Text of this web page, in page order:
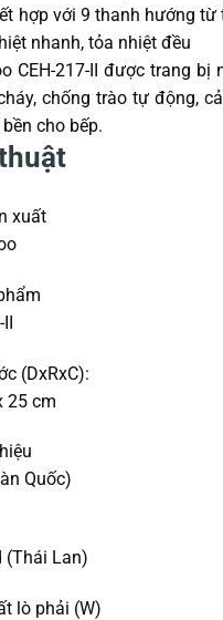
hợp với 9 thanh hướng
nhanh, tỏa nhiệt đều
CEH-217-II được trang
chống trào tự động,
cho bếp.
xuất
II
(DxRxC):
25 cm
Quốc)
(Thái Lan)
lò phải (W)